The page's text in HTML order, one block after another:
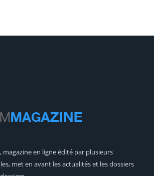
magazine en ligne édité par plusieurs
met en avant les actualités et les dossiers